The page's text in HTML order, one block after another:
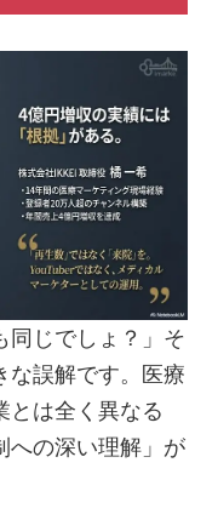
同じでしょ？」そ
な誤解です。医療
とは全く異なる
への深い理解」が